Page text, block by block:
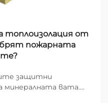
топлоизолация от
пожарната
защитни
минералната вата.